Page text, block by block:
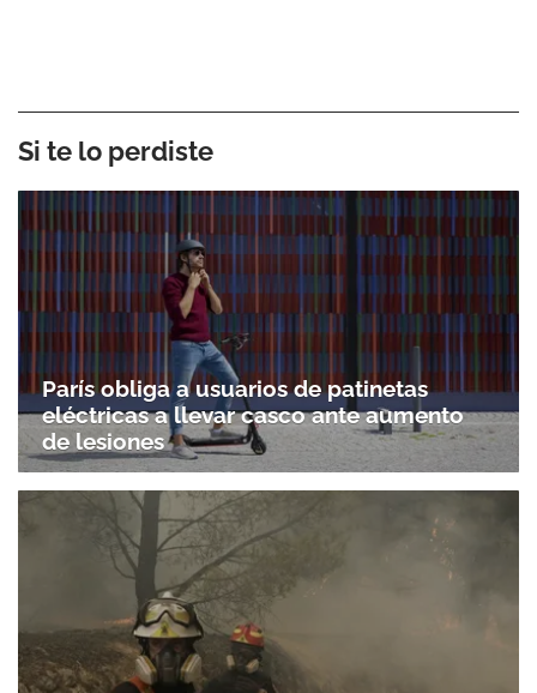
Si te lo perdiste
París obliga a usuarios de patinetas
eléctricas a llevar casco ante aumento
de lesiones